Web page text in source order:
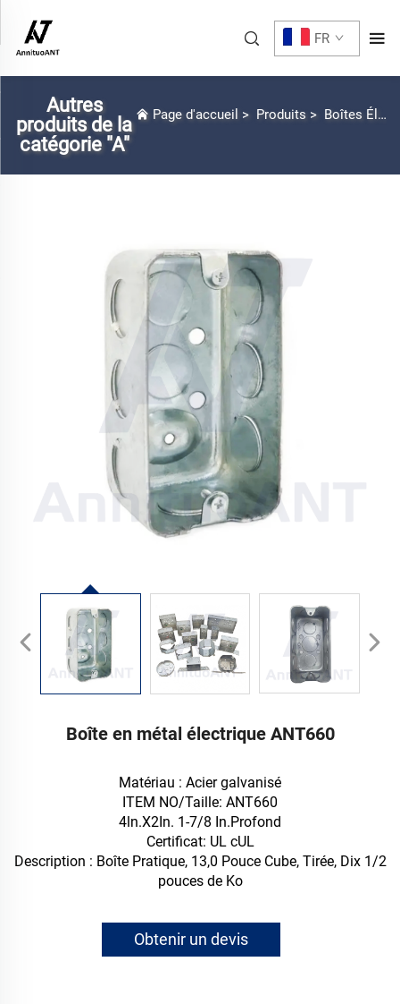
FR
Autres
produits de la
catégorie "A"
Page d'accueil > Produits > Boîtes Électriques Américaines
Boîte en métal électrique ANT660
Matériau : Acier galvanisé
ITEM NO/Taille: ANT660
4ln.X2In. 1-7/8 In.Profond
Certificat: UL cUL
Description : Boîte Pratique, 13,0 Pouce Cube, Tirée, Dix 1/2
pouces de Ko
Obtenir un devis